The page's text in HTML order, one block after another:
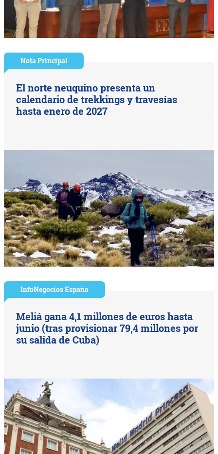
Nota Principal
El norte neuquino presenta un
calendario de trekkings y travesías
hasta enero de 2027
InfoNegocios España
Meliá gana 4,1 millones de euros hasta
junio (tras provisionar 79,4 millones por
su salida de Cuba)